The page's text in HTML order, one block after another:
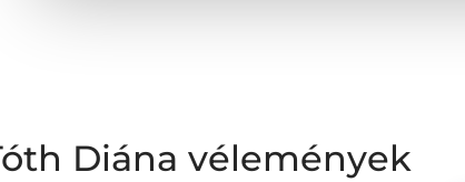
Diána vélemények